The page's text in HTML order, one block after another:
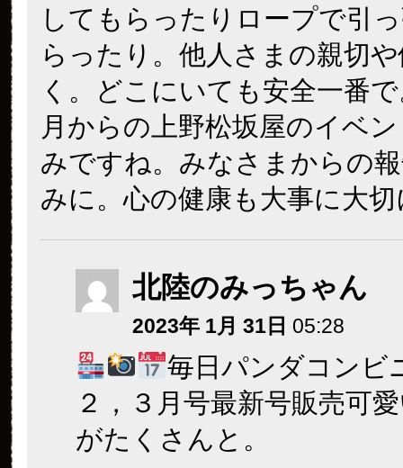
してもらったりロープで引
らったり。他人さまの親切
く。どこにいても安全一番
月からの上野松坂屋のイベ
みですね。みなさまからの
みに。心の健康も大事に大切
北陸のみっちゃん
2023年 1月 31日 05:28
毎日パンダコンビ
２，３月号最新号販売可
がたくさんと。